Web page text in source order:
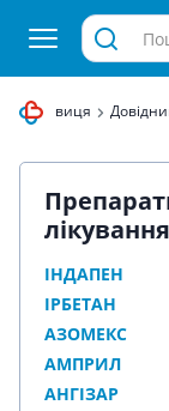
Здравиця
ІНДАПЕН
ІРБЕТАН
АЗОМЕКС
АМПРИЛ
АНГІЗАР